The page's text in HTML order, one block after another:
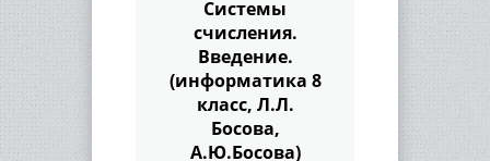
Системы
счисления.
Введение.
(информатика 8
класс, Л.Л.
Босова,
А.Ю.Босова)